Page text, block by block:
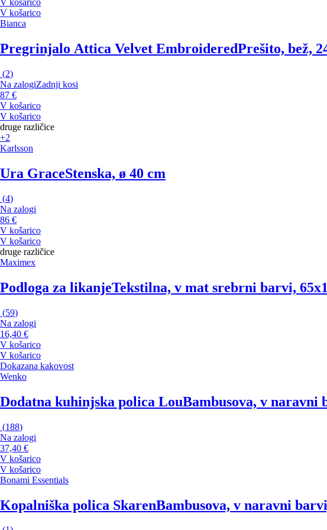
V košarico
V košarico
Bianca
Pregrinjalo Attica Velvet EmbroideredPrešito, bež,
(2)
Na zalogiZadnji kosi
87 €
V košarico
V košarico
druge različice
+2
Karlsson
Ura GraceStenska, ø 40 cm
(4)
Na zalogi
86 €
V košarico
V košarico
druge različice
Maximex
Podloga za likanjeTekstilna, v mat srebrni barvi,
(59)
Na zalogi
16,40 €
V košarico
V košarico
Dokazana kakovost
Wenko
Dodatna kuhinjska polica LouBambusova, v naravni
(188)
Na zalogi
37,40 €
V košarico
V košarico
Bonami Essentials
Kopalniška polica SkarenBambusova, v naravni